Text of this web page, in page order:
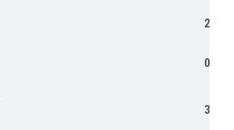
2
0
3